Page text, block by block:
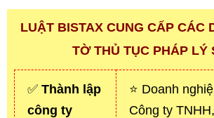
LUẬT BISTAX CUNG CẤP CÁC
TỜ THỦ TỤC PHÁP LÝ
✅ Thành lập
công ty
⭐ Doanh
Công ty